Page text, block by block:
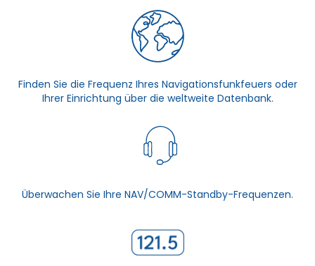
Finden Sie die Frequenz Ihres Navigationsfunkfeuers oder
Ihrer Einrichtung über die weltweite Datenbank.
Überwachen Sie Ihre NAV/COMM-Standby-Frequenzen.